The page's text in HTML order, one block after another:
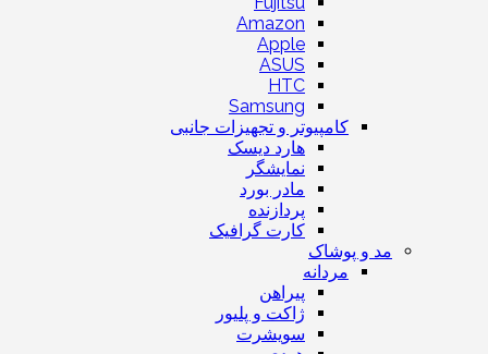
Amazon
Apple
ASUS
HTC
Samsung
کامپیوتر و تجهیزات جانبی
هارد دیسک
نمایشگر
مادر بورد
پردازنده
کارت گرافیک
مد و پوشاک
مردانه
پیراهن
ژاکت و پلیور
سویشرت